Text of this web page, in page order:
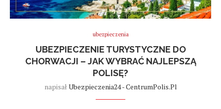
ubezpieczenia
UBEZPIECZENIE TURYSTYCZNE DO
CHORWACJI – JAK WYBRAĆ NAJLEPSZĄ
POLISĘ?
napisał Ubezpieczenia24 - CentrumPolis.pl